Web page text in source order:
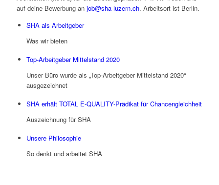
auf deine Bewerbung an job@sha-luzern.ch. Arbeitsort ist Berlin.
SHA als Arbeitgeber
Was wir bieten
Top-Arbeitgeber Mittelstand 2020
Unser Büro wurde als „Top-Arbeitgeber Mittelstand 2020“
ausgezeichnet
SHA erhält TOTAL E-QUALITY-Prädikat für Chancengleichheit
Auszeichnung für SHA
Unsere Philosophie
So denkt und arbeitet SHA